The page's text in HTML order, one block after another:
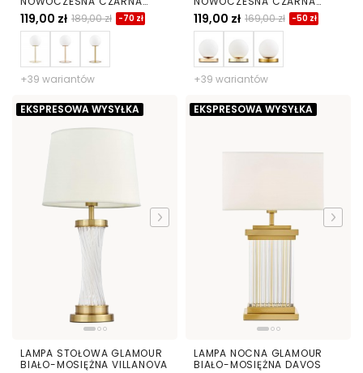
BIAŁA KULA FREDICA
119,00 zł 189,00 zł -70 zł
+39 wariantów
BIAŁA KULA FREDICA W1
119,00 zł 169,00 zł -50 zł
+39 wariantów
EKSPRESOWA WYSYŁKA
LAMPA STOŁOWA GLAMOUR
BIAŁO-MOSIĘŻNA VILLANOVA
EKSPRESOWA WYSYŁKA
LAMPA NOCNA GLAMOUR
BIAŁO-MOSIĘŻNA DAVOS